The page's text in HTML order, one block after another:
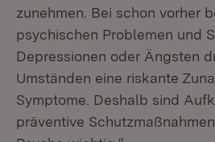
zunehmen. Bei schon vorher
psychischen Problemen und
Depressionen oder Ängsten
Umständen eine riskante
Symptome. Deshalb sind
präventive